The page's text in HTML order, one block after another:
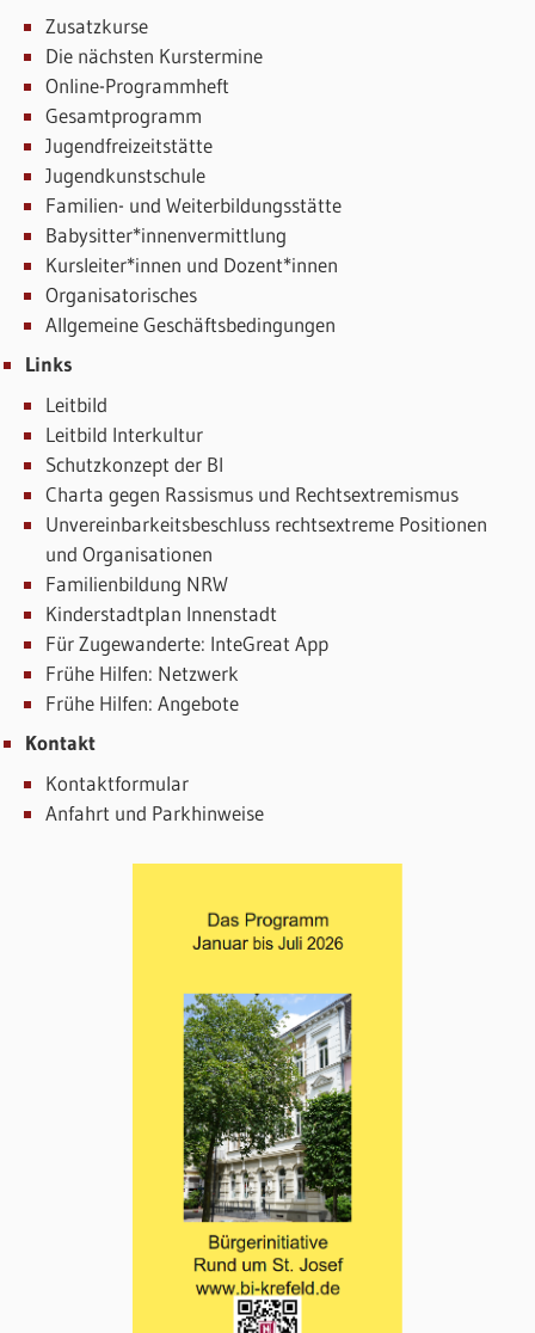
Zusatzkurse
Die nächsten Kurstermine
Online-Programmheft
Gesamtprogramm
Jugendfreizeitstätte
Jugendkunstschule
Familien- und Weiterbildungsstätte
Babysitter*innenvermittlung
Kursleiter*innen und Dozent*innen
Organisatorisches
Allgemeine Geschäftsbedingungen
Links
Leitbild
Leitbild Interkultur
Schutzkonzept der BI
Charta gegen Rassismus und Rechtsextremismus
Unvereinbarkeitsbeschluss rechtsextreme Positionen
und Organisationen
Familienbildung NRW
Kinderstadtplan Innenstadt
Für Zugewanderte: InteGreat App
Frühe Hilfen: Netzwerk
Frühe Hilfen: Angebote
Kontakt
Kontaktformular
Anfahrt und Parkhinweise